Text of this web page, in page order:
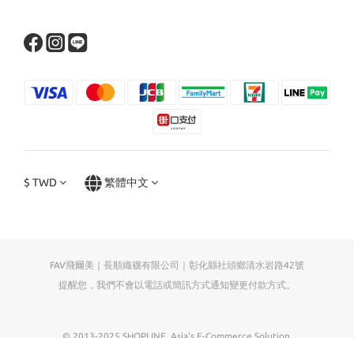
$ TWD 繁體中文
FAV飛爾美｜長順織襪有限公司｜彰化縣社頭鄉清水岩路42號
提醒您，我們不會以電話或簡訊方式通知變更付款方式。